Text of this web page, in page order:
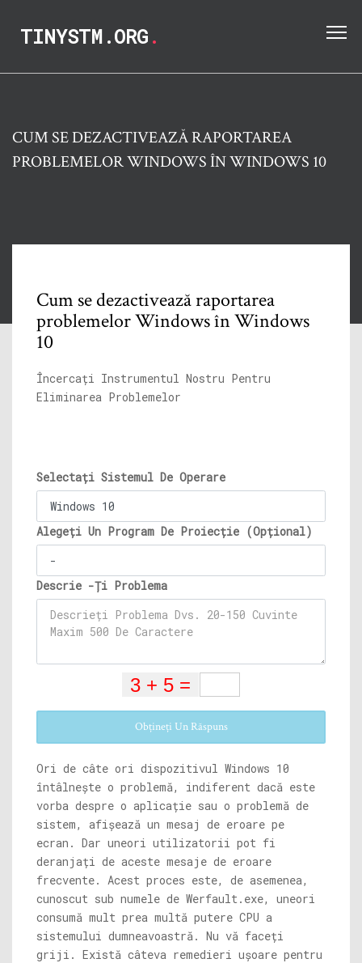
TINYSTM.ORG.
CUM SE DEZACTIVEAZĂ RAPORTAREA
PROBLEMELOR WINDOWS ÎN WINDOWS 10
Cum se dezactivează raportarea
problemelor Windows în Windows
10
Încercați Instrumentul Nostru Pentru
Eliminarea Problemelor
Selectați Sistemul De Operare
Alegeți Un Program De Proiecție (Opțional)
Descrie -Ți Problema
Obțineți Un Răspuns
Ori de câte ori dispozitivul Windows 10
întâlnește o problemă, indiferent dacă este
vorba despre o aplicație sau o problemă de
sistem, afișează un mesaj de eroare pe
ecran. Dar uneori utilizatorii pot fi
deranjați de aceste mesaje de eroare
frecvente. Acest proces este, de asemenea,
cunoscut sub numele de Werfault.exe, uneori
consumă mult prea multă putere CPU a
sistemului dumneavoastră. Nu vă faceți
griji. Există câteva remedieri ușoare pentru